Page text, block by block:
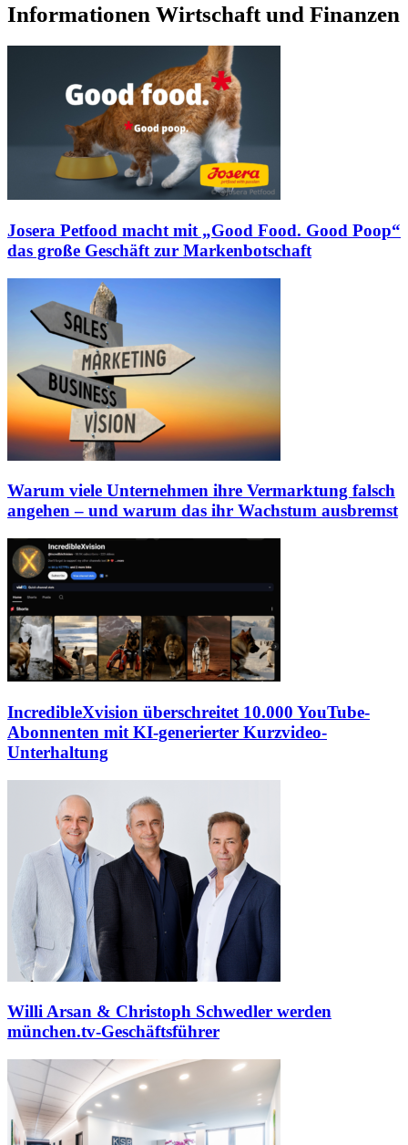
Informationen Wirtschaft und Finanzen
Josera Petfood macht mit „Good Food. Good Poop“
das große Geschäft zur Markenbotschaft
Warum viele Unternehmen ihre Vermarktung falsch
angehen – und warum das ihr Wachstum ausbremst
IncredibleXvision überschreitet 10.000 YouTube-
Abonnenten mit KI-generierter Kurzvideo-
Unterhaltung
Willi Arsan & Christoph Schwedler werden
münchen.tv-Geschäftsführer